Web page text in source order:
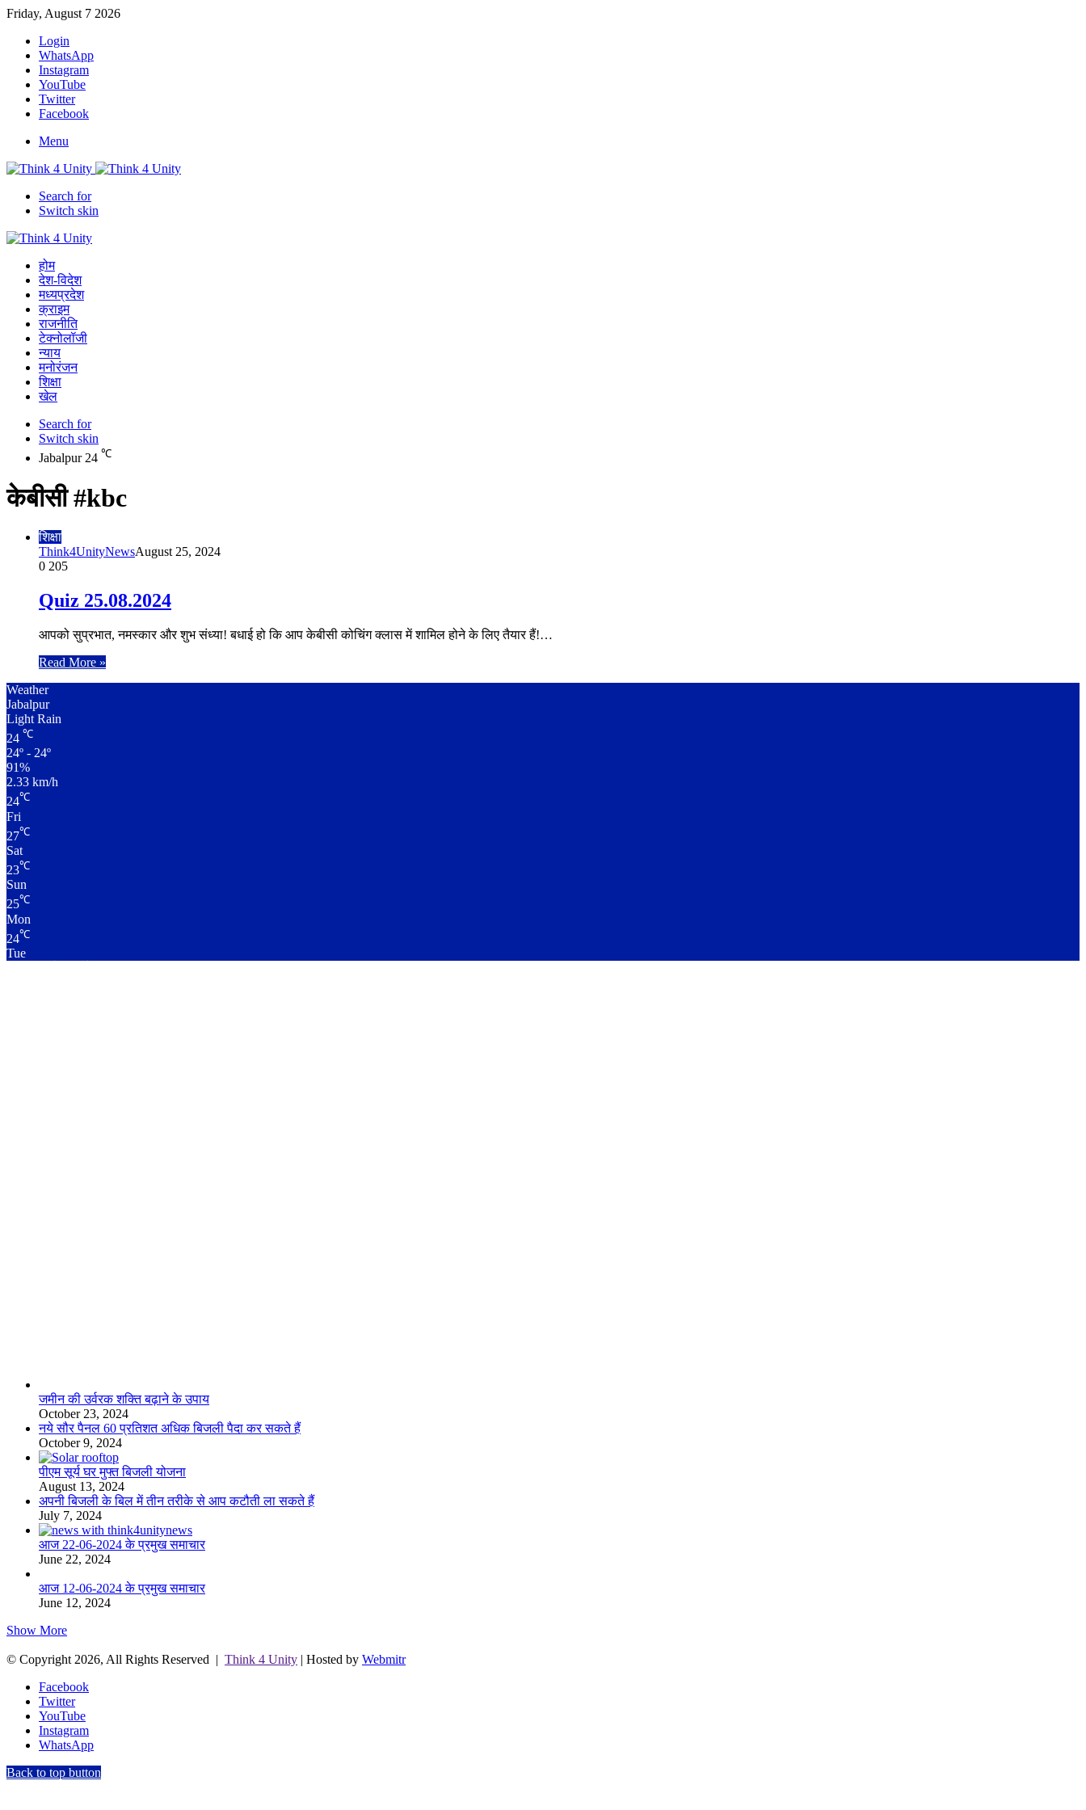
Friday, August 7 2026
Login
WhatsApp
Instagram
YouTube
Twitter
Facebook
Menu
Search for
Switch skin
होम
देश-विदेश
मध्यप्रदेश
क्राइम
राजनीति
टेक्नोलॉजी
न्याय
मनोरंजन
शिक्षा
खेल
Search for
Switch skin
Jabalpur 24 ℃
केबीसी #kbc
शिक्षा
Think4UnityNewsAugust 25, 2024
0 205
Quiz 25.08.2024
आपको सुप्रभात, नमस्कार और शुभ संध्या! बधाई हो कि आप केबीसी कोचिंग क्लास में शामिल होने के लिए तैयार हैं!…
Read More »
Weather
Jabalpur
Light Rain
24 ℃
24º - 24º
91%
2.33 km/h
24℃
Fri
27℃
Sat
23℃
Sun
25℃
Mon
24℃
Tue
जमीन की उर्वरक शक्ति बढ़ाने के उपाय
October 23, 2024
नये सौर पैनल 60 प्रतिशत अधिक बिजली पैदा कर सकते हैं
October 9, 2024
पीएम सूर्य घर मुफ्त बिजली योजना
August 13, 2024
अपनी बिजली के बिल में तीन तरीके से आप कटौती ला सकते हैं
July 7, 2024
आज 22-06-2024 के प्रमुख समाचार
June 22, 2024
आज 12-06-2024 के प्रमुख समाचार
June 12, 2024
Show More
© Copyright 2026, All Rights Reserved | Think 4 Unity | Hosted by Webmitr
Facebook
Twitter
YouTube
Instagram
WhatsApp
Back to top button